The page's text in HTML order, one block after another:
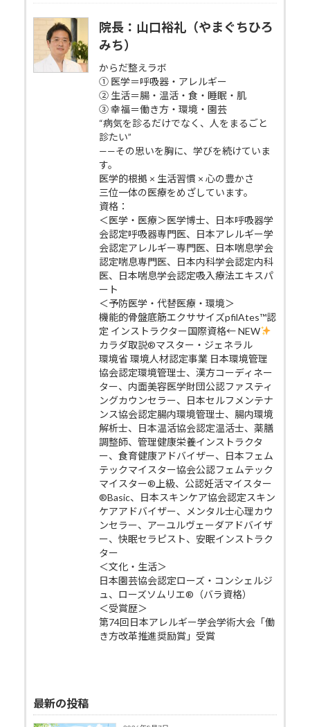
院長：山口裕礼（やまぐちひろ
みち）
からだ整えラボ
① 医学＝呼吸器・アレルギー
② 生活＝腸・温活・食・睡眠・肌
③ 幸福＝働き方・環境・園芸
“病気を診るだけでなく、人をまるごと
診たい”
——その思いを胸に、学びを続けていま
す。
医学的根拠 × 生活習慣 × 心の豊かさ
三位一体の医療をめざしています。
資格：
＜医学・医療＞医学博士、日本呼吸器学
会認定呼吸器専門医、日本アレルギー学
会認定アレルギー専門医、日本喘息学会
認定喘息専門医、日本内科学会認定内科
医、日本喘息学会認定吸入療法エキスパ
ート
＜予防医学・代替医療・環境＞
機能的骨盤底筋エクササイズpfilAtes™認
定 インストラクター国際資格← NEW
カラダ取説®マスター・ジェネラル
環境省 環境人材認定事業 日本環境管理
協会認定環境管理士、漢方コーディネー
ター、内面美容医学財団公認ファスティ
ングカウンセラー、日本セルフメンテナ
ンス協会認定腸内環境管理士、腸内環境
解析士、日本温活協会認定温活士、薬膳
調整師、管理健康栄養インストラクタ
ー、食育健康アドバイザー、日本フェム
テックマイスター協会公認フェムテック
マイスター®上級、公認妊活マイスター
®Basic、日本スキンケア協会認定スキン
ケアアドバイザー、メンタル士心理カウ
ンセラー、アーユルヴェーダアドバイザ
ー、快眠セラピスト、安眠インストラク
ター
＜文化・生活＞
日本園芸協会認定ローズ・コンシェルジ
ュ、ローズソムリエ®（バラ資格）
＜受賞歴＞
第74回日本アレルギー学会学術大会「働
き方改革推進奨励賞」受賞
最新の投稿